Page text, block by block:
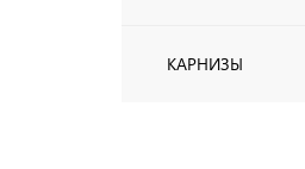
КАРНИЗЫ